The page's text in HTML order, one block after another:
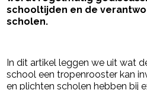
schooltijden en de
scholen.
In dit artikel leggen we uit wat
school een tropenrooster kan
en plichten scholen hebben bij